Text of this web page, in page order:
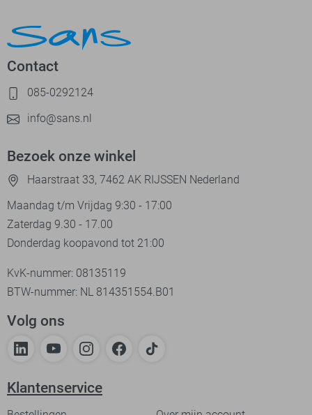
Contact
085-0292124
info@sans.nl
Bezoek onze winkel
Haarstraat 33, 7462 AK RIJSSEN Nederland
Maandag t/m Vrijdag 9:30 - 17:00
Zaterdag 9.30 - 17.00
Donderdag koopavond tot 21:00
KvK-nummer: 08135119
BTW-nummer: NL 814351554.B01
Volg ons
Klantenservice